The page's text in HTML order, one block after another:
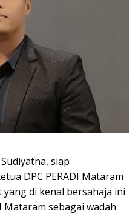
siap
DPC PERADI Mataram
yang di kenal bersahaja ini
Mataram sebagai wadah